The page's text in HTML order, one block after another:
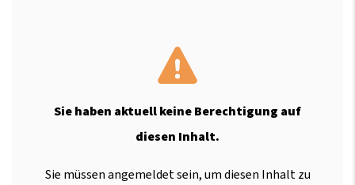
Sie haben aktuell keine Berechtigung auf
diesen Inhalt.
Sie müssen angemeldet sein, um diesen Inhalt zu